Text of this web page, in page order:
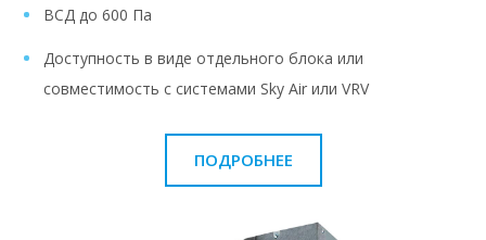
ВСД до 600 Па
Доступность в виде отдельного блока или
совместимость с системами Sky Air или VRV
ПОДРОБНЕЕ